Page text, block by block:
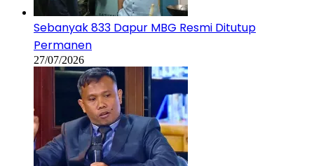
Sebanyak 833 Dapur MBG Resmi Ditutup
Permanen
27/07/2026